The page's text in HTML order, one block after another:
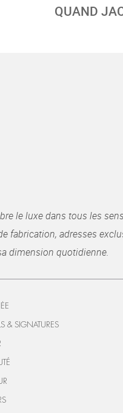
QUAND
le luxe dans tous les
adresses
dimension quotidienne.
& SIGNATURES